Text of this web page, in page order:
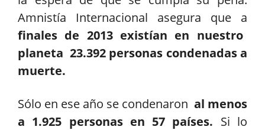
Amnistía Internacional asegura que a
finales de 2013 existían en nuestro
planeta 23.392 personas condenadas a
muerte.
Sólo en ese año se condenaron al menos
a 1.925 personas en 57 países. Si lo